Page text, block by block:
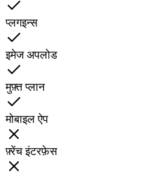
प्लगइन्स
इमेज अपलोड
मुफ़्त प्लान
मोबाइल ऐप
फ़्रेंच इंटरफ़ेस